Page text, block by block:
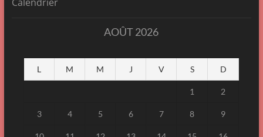
AOÛT 2026
L M M J V S D
1 2
3 4 5 6 7 8 9